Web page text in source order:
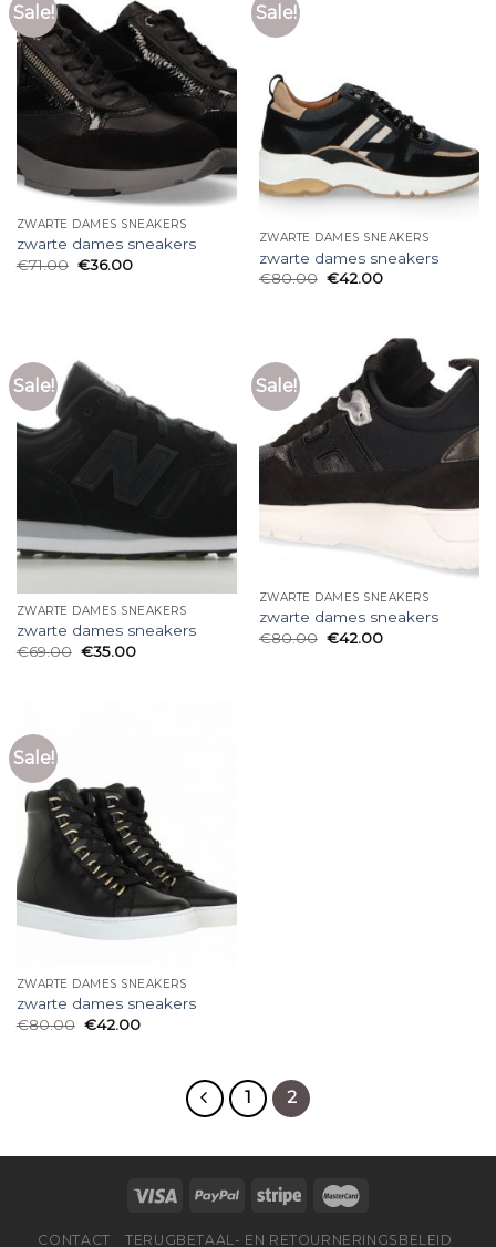
Sale!
ZWARTE DAMES SNEAKERS
zwarte dames sneakers
€71.00 €36.00
Sale!
ZWARTE DAMES SNEAKERS
zwarte dames sneakers
€80.00 €42.00
Sale!
ZWARTE DAMES SNEAKERS
zwarte dames sneakers
€69.00 €35.00
Sale!
ZWARTE DAMES SNEAKERS
zwarte dames sneakers
€80.00 €42.00
Sale!
ZWARTE DAMES SNEAKERS
zwarte dames sneakers
€80.00 €42.00
1 2
CONTACT
TERUGBETAAL- EN RETOURNERINGSBELEID